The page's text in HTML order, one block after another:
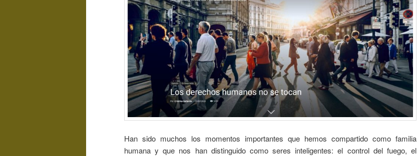
Han sido muchos los momentos importantes que hemos compartido como familia
humana y que nos han distinguido como seres inteligentes: el control del fuego, el